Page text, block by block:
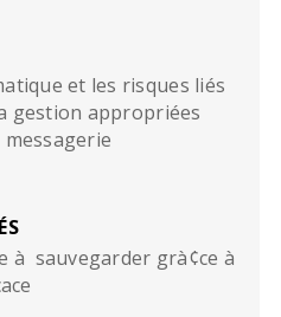
et les risques liés
gestion appropriées
à sauvegarder grà¢ce à